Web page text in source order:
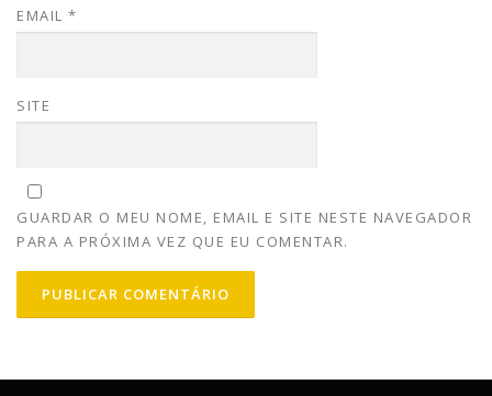
EMAIL *
SITE
GUARDAR O MEU NOME, EMAIL E SITE NESTE NAVEGADOR
PARA A PRÓXIMA VEZ QUE EU COMENTAR.